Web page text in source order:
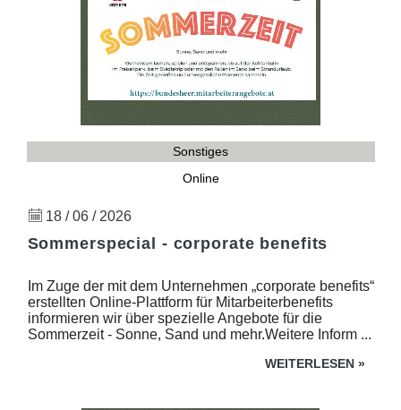
Sonstiges
Online
18 / 06 / 2026
Sommerspecial - corporate benefits
Im Zuge der mit dem Unternehmen „corporate benefits“
erstellten Online-Plattform für Mitarbeiterbenefits
informieren wir über spezielle Angebote für die
Sommerzeit - Sonne, Sand und mehr.Weitere Inform ...
WEITERLESEN »